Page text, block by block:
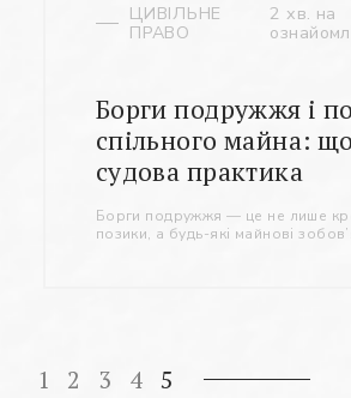
ЦИВІЛЬНЕ
ПРАВО
2 хв. на
Борги подружжя і
спільного майна:
судова практика
Борги подружжя — це не лише
позики, а будь-які майнові
1 2 3 4 5